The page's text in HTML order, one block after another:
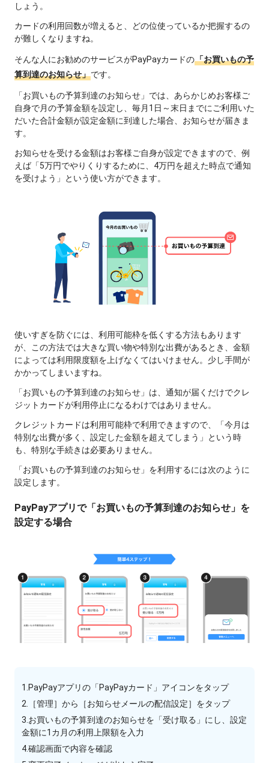
しょう。
カードの利用回数が増えると、どの位使っているか把握するの
が難しくなりますね。
そんな人にお勧めのサービスがPayPayカードの「お買いもの予
算到達のお知らせ」です。
「お買いもの予算到達のお知らせ」では、あらかじめお客様ご
自身で月の予算金額を設定し、毎月1日～末日までにご利用いた
だいた合計金額が設定金額に到達した場合、お知らせが届きま
す。
お知らせを受ける金額はお客様ご自身が設定できますので、例
えば「5万円でやりくりするために、4万円を超えた時点で通知
を受けよう」という使い方ができます。
使いすぎを防ぐには、利用可能枠を低くする方法もあります
が、この方法では大きな買い物や特別な出費があるとき、金額
によっては利用限度額を上げなくてはいけません。少し手間が
かかってしまいますね。
「お買いもの予算到達のお知らせ」は、通知が届くだけでクレ
ジットカードが利用停止になるわけではありません。
クレジットカードは利用可能枠で利用できますので、「今月は
特別な出費が多く、設定した金額を超えてしまう」という時
も、特別な手続きは必要ありません。
「お買いもの予算到達のお知らせ」を利用するには次のように
設定します。
PayPayアプリで「お買いもの予算到達のお知らせ」を
設定する場合
1.PayPayアプリの「PayPayカード」アイコンをタップ
2.［管理］から［お知らせメールの配信設定］をタップ
3.お買いもの予算到達のお知らせを「受け取る」にし、設定
金額に1カ月の利用上限額を入力
4.確認画面で内容を確認